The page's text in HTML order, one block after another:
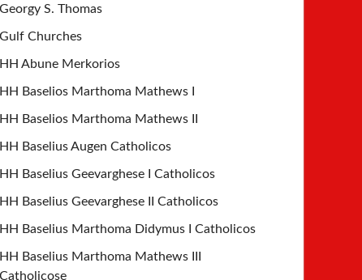
Georgy S. Thomas
Gulf Churches
HH Abune Merkorios
HH Baselios Marthoma Mathews I
HH Baselios Marthoma Mathews II
HH Baselius Augen Catholicos
HH Baselius Geevarghese I Catholicos
HH Baselius Geevarghese II Catholicos
HH Baselius Marthoma Didymus I Catholicos
HH Baselius Marthoma Mathews III
Catholicose